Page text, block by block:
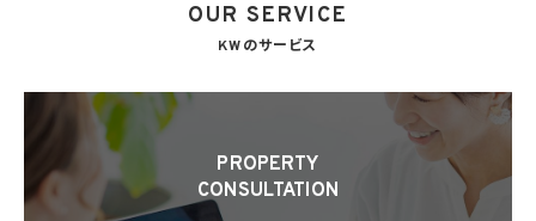
8.1 当社は、第4.1項各号のいずれかに該当する場合を除くほか、あらかじめ本人の同意を
(1) 利用目的の達成に必要な範囲内において個人情報の取扱いの全部又は一部を委託
することに伴って個人情報を提供する場合
(2) 合併その他の事由による事業の承継に伴って個人情報が提供される場合
(3) 第9項の定めに基づき共同利用する場合
8.2 第8.1項の定めにかかわらず、当社は、第4.1項各号のいずれかに該当する場合を除く
OUR SERVICE
KWのサービス
PROPERTY
CONSULTATION